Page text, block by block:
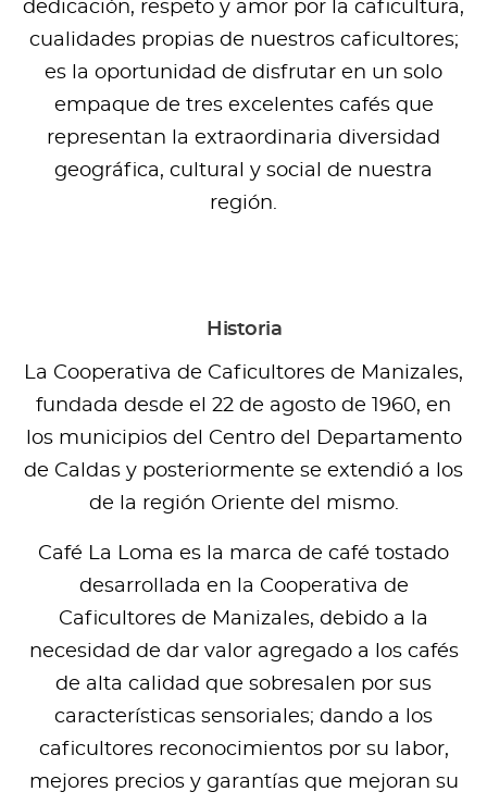
dedicación, respeto y amor por la caficultura,
cualidades propias de nuestros caficultores;
es la oportunidad de disfrutar en un solo
empaque de tres excelentes cafés que
representan la extraordinaria diversidad
geográfica, cultural y social de nuestra
región.
Historia
La Cooperativa de Caficultores de Manizales,
fundada desde el 22 de agosto de 1960, en
los municipios del Centro del Departamento
de Caldas y posteriormente se extendió a los
de la región Oriente del mismo.
Café La Loma es la marca de café tostado
desarrollada en la Cooperativa de
Caficultores de Manizales, debido a la
necesidad de dar valor agregado a los cafés
de alta calidad que sobresalen por sus
características sensoriales; dando a los
caficultores reconocimientos por su labor,
mejores precios y garantías que mejoran su